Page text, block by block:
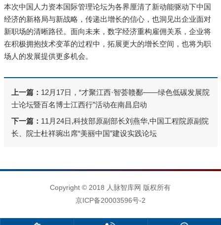
本次中国人力资本国际管理论坛为各界厘清了新动能驱动下中国
经济的新格局与新战略，传递出增长的信心，也洞见出企业面对
新职场的清晰路径。面向未来，数字经济重构雇佣关系，企业将
在积极拥抱技术变革的过程中，拓展更大的增长空间，也将为职
场人的发展提供更多机会。
上一篇： 12月17日，“才聚江西·智荟赣鄱——绿色低碳发展院
士论坛暨百名博士江西行”活动在南昌启动
下一篇： 11月24日,科技部原副部长刘燕华,中国工程院原副院
长、院士杜祥琬出席“美丽中国”建设实践论坛
Copyright © 2018 人脉智库网 版权所有
京ICP备20003596号-2